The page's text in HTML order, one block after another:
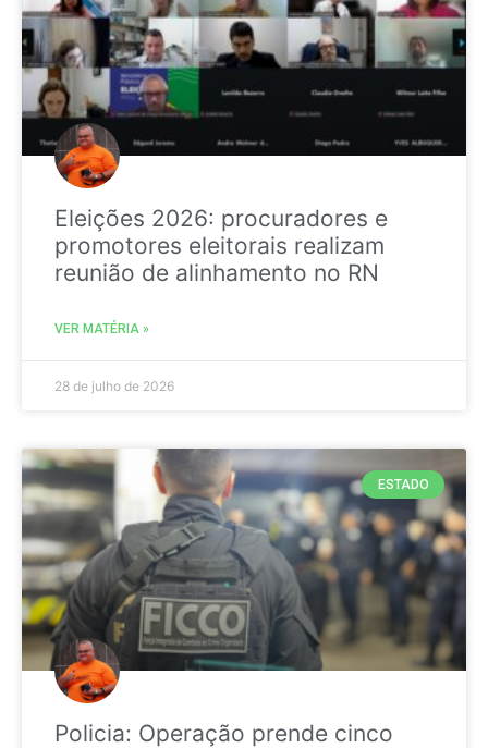
Eleições 2026: procuradores e
promotores eleitorais realizam
reunião de alinhamento no RN
VER MATÉRIA »
28 de julho de 2026
ESTADO
Policia: Operação prende cinco